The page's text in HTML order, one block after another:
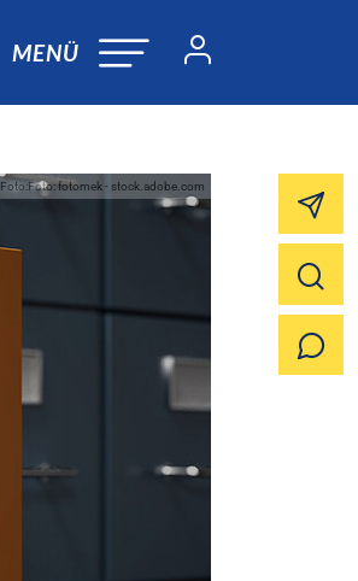
MENÜ
Foto:Foto: fotomek - stock.adobe.com